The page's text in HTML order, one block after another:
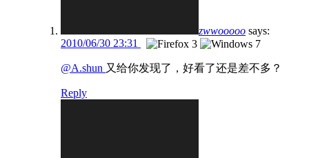
zwwooooo says:
2010/06/30 23:31
@A.shun 又给你发现了，好看了还是差不多？
Reply